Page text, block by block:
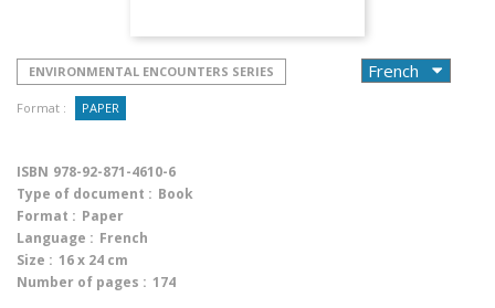
ENVIRONMENTAL ENCOUNTERS SERIES
Format : PAPER
ISBN 978-92-871-4610-6
Type of document : Book
Format : Paper
Language : French
Size : 16 x 24 cm
Number of pages : 174